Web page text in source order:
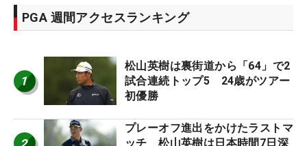
PGA 週間アクセスランキング
1
松山英樹は裏街道から「64」で2
試合連続トップ5 24歳がツアー
初優勝
プレーオフ進出をかけたラストマ
ッチ 松山英樹は日本時間7日深